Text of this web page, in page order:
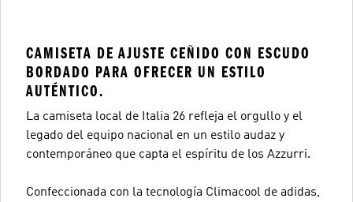
CAMISETA DE AJUSTE CEÑIDO CON ESCUDO
BORDADO PARA OFRECER UN ESTILO
AUTÉNTICO.
La camiseta local de Italia 26 refleja el orgullo y el
legado del equipo nacional en un estilo audaz y
contemporáneo que capta el espíritu de los Azzurri.
Confeccionada con la tecnología Climacool de adidas,